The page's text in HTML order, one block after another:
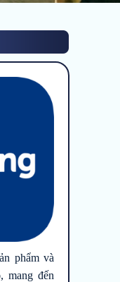
phẩm và
mang đến